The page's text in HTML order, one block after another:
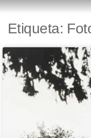
Etiqueta: